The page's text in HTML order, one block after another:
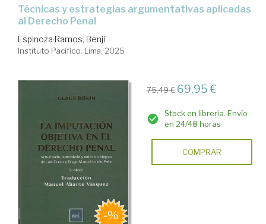
Técnicas y estrategias argumentativas aplicadas
al Derecho Penal
Espinoza Ramos, Benji
Instituto Pacífico. Lima, 2025
75,49 € 69,95 €
Stock en librería. Envío
en 24/48 horas
COMPRAR